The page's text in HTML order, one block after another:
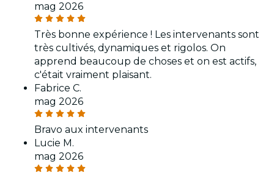
mag 2026
Très bonne expérience ! Les intervenants sont
très cultivés, dynamiques et rigolos. On
apprend beaucoup de choses et on est actifs,
c'était vraiment plaisant.
Fabrice C.
mag 2026
Bravo aux intervenants
Lucie M.
mag 2026